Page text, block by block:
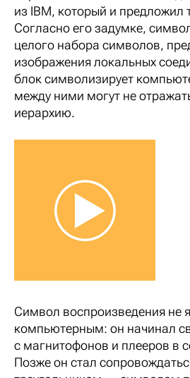
из IBM, который и предложил
Согласно его задумке,
целого набора символов,
изображения локальных
блок символизирует
между ними могут не
иерархию.
Символ воспроизведения не
компьютерным: он начинал
с магнитофонов и плееров в
Позже он стал